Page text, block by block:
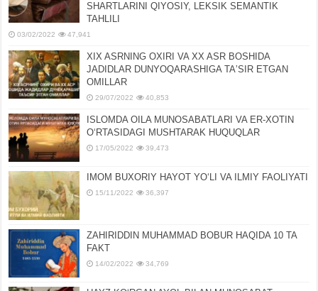
SHARTLARINI QIYOSIY, LЕKSIK SЕMANTIK
TAHLILI
03/02/2022 47,941
XIX ASRNING OXIRI VA XX ASR BOSHIDA
JADIDLAR DUNYOQARASHIGA TAʼSIR ETGAN
OMILLAR
29/07/2022 40,853
ISLOMDA OILA MUNOSABATLARI VA ER-XOTIN
OʻRTASIDAGI MUSHTARAK HUQUQLAR
17/05/2022 39,473
IMOM BUXORIY HAYOT YOʻLI VA ILMIY FAOLIYATI
15/11/2022 36,397
ZAHIRIDDIN MUHAMMAD BOBUR HAQIDA 10 TA
FAKT
14/02/2022 34,769